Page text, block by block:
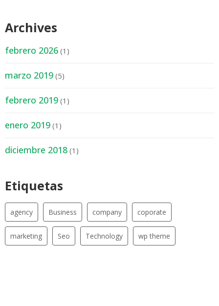
Archives
febrero 2026 (1)
marzo 2019 (5)
febrero 2019 (1)
enero 2019 (1)
diciembre 2018 (1)
Etiquetas
agency Business company coporate
marketing Seo Technology wp theme